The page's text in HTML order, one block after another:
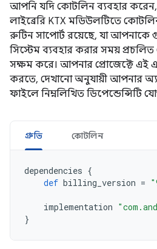
আপনি যদি কোটলিন ব্যবহার করেন,
লাইব্রেরি KTX মডিউলটিতে
রুটিন সাপোর্ট রয়েছে, যা আপনাকে
সিস্টেম ব্যবহার করার সময়
সক্ষম করে। আপনার প্রোজেক্টে এই
করতে, দেখানো অনুযায়ী আপনার
ফাইলে নিম্নলিখিত ডিপেন্ডেন্সিটি
গ্রুভি কোটলিন
dependencies {
def billing_version =
implementation
}